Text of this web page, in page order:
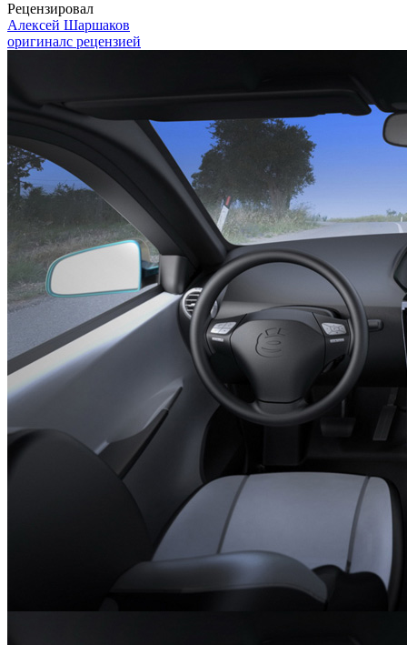
Рецензировал
Алексей Шаршаков
оригиналс рецензией